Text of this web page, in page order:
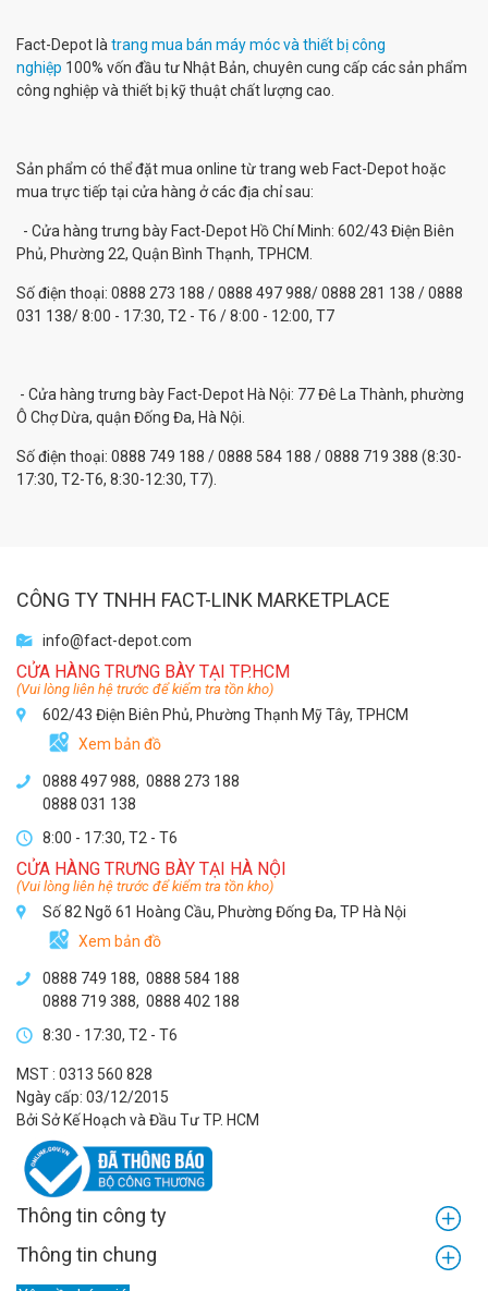
Fact-Depot là trang mua bán máy móc và thiết bị công
nghiệp 100% vốn đầu tư Nhật Bản, chuyên cung cấp các sản phẩm
công nghiệp và thiết bị kỹ thuật chất lượng cao.
Sản phẩm có thể đặt mua online từ trang web Fact-Depot hoặc
mua trực tiếp tại cửa hàng ở các địa chỉ sau:
- Cửa hàng trưng bày Fact-Depot Hồ Chí Minh: 602/43 Điện Biên
Phủ, Phường 22, Quận Bình Thạnh, TPHCM.
Số điện thoại: 0888 273 188 / 0888 497 988/ 0888 281 138 / 0888
031 138/ 8:00 - 17:30, T2 - T6 / 8:00 - 12:00, T7
- Cửa hàng trưng bày Fact-Depot Hà Nội: 77 Đê La Thành, phường
Ô Chợ Dừa, quận Đống Đa, Hà Nội.
Số điện thoại: 0888 749 188 / 0888 584 188 / 0888 719 388 (8:30-
17:30, T2-T6, 8:30-12:30, T7).
CÔNG TY TNHH FACT-LINK MARKETPLACE
info@fact-depot.com
CỬA HÀNG TRƯNG BÀY TẠI TP.HCM
(Vui lòng liên hệ trước để kiểm tra tồn kho)
602/43 Điện Biên Phủ, Phường Thạnh Mỹ Tây, TPHCM
Xem bản đồ
0888 497 988, 0888 273 188
0888 031 138
8:00 - 17:30, T2 - T6
CỬA HÀNG TRƯNG BÀY TẠI HÀ NỘI
(Vui lòng liên hệ trước để kiểm tra tồn kho)
Số 82 Ngõ 61 Hoàng Cầu, Phường Đống Đa, TP Hà Nội
Xem bản đồ
0888 749 188, 0888 584 188
0888 719 388, 0888 402 188
8:30 - 17:30, T2 - T6
MST : 0313 560 828
Ngày cấp: 03/12/2015
Bởi Sở Kế Hoạch và Đầu Tư TP. HCM
Thông tin công ty
Thông tin chung